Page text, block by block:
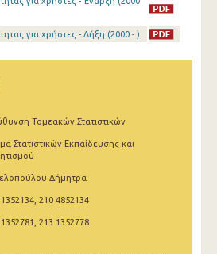
για χρήστες - Λήξη (2000 - )
Τομεακών Στατιστικών
Στατιστικών Εκπαίδευσης και
Δήμητρα
210 4852134
213 1352778